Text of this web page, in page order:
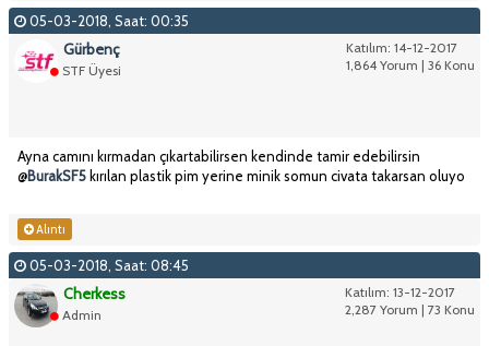
05-03-2018, Saat: 00:35
Katılım: 14-12-2017
1,864 Yorum | 36 Konu
Gürbenç
STF Üyesi
Ayna camını kırmadan çıkartabilirsen kendinde tamir edebilirsin
@BurakSF5 kırılan plastik pim yerine minik somun civata takarsan oluyo
Alıntı
05-03-2018, Saat: 08:45
Katılım: 13-12-2017
2,287 Yorum | 73 Konu
Cherkess
Admin